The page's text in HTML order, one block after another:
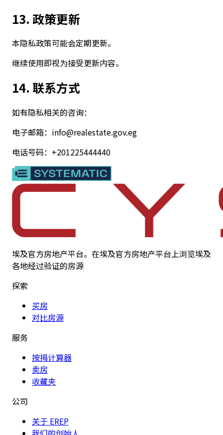
13. 政策更新
本隐私政策可能会定期更新。
继续使用即视为接受更新内容。
14. 联系方式
如有隐私相关的咨询：
电子邮箱：info@realestate.gov.eg
电话号码：+201225444440
埃及官方房地产平台。在埃及官方房地产平台上浏览埃及
各地经过验证的房源
探索
买房
对比房源
服务
按揭计算器
卖房
收藏夹
公司
关于 EREP